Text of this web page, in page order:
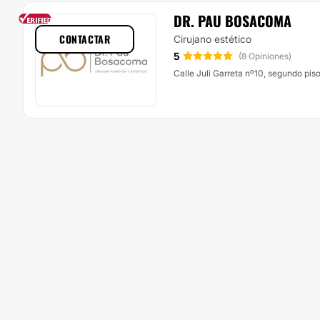
DR. PAU BOSACOMA
Cirujano estético
5
(8 Opiniones)
Calle Juli Garreta nº10, segundo
CONTACTAR